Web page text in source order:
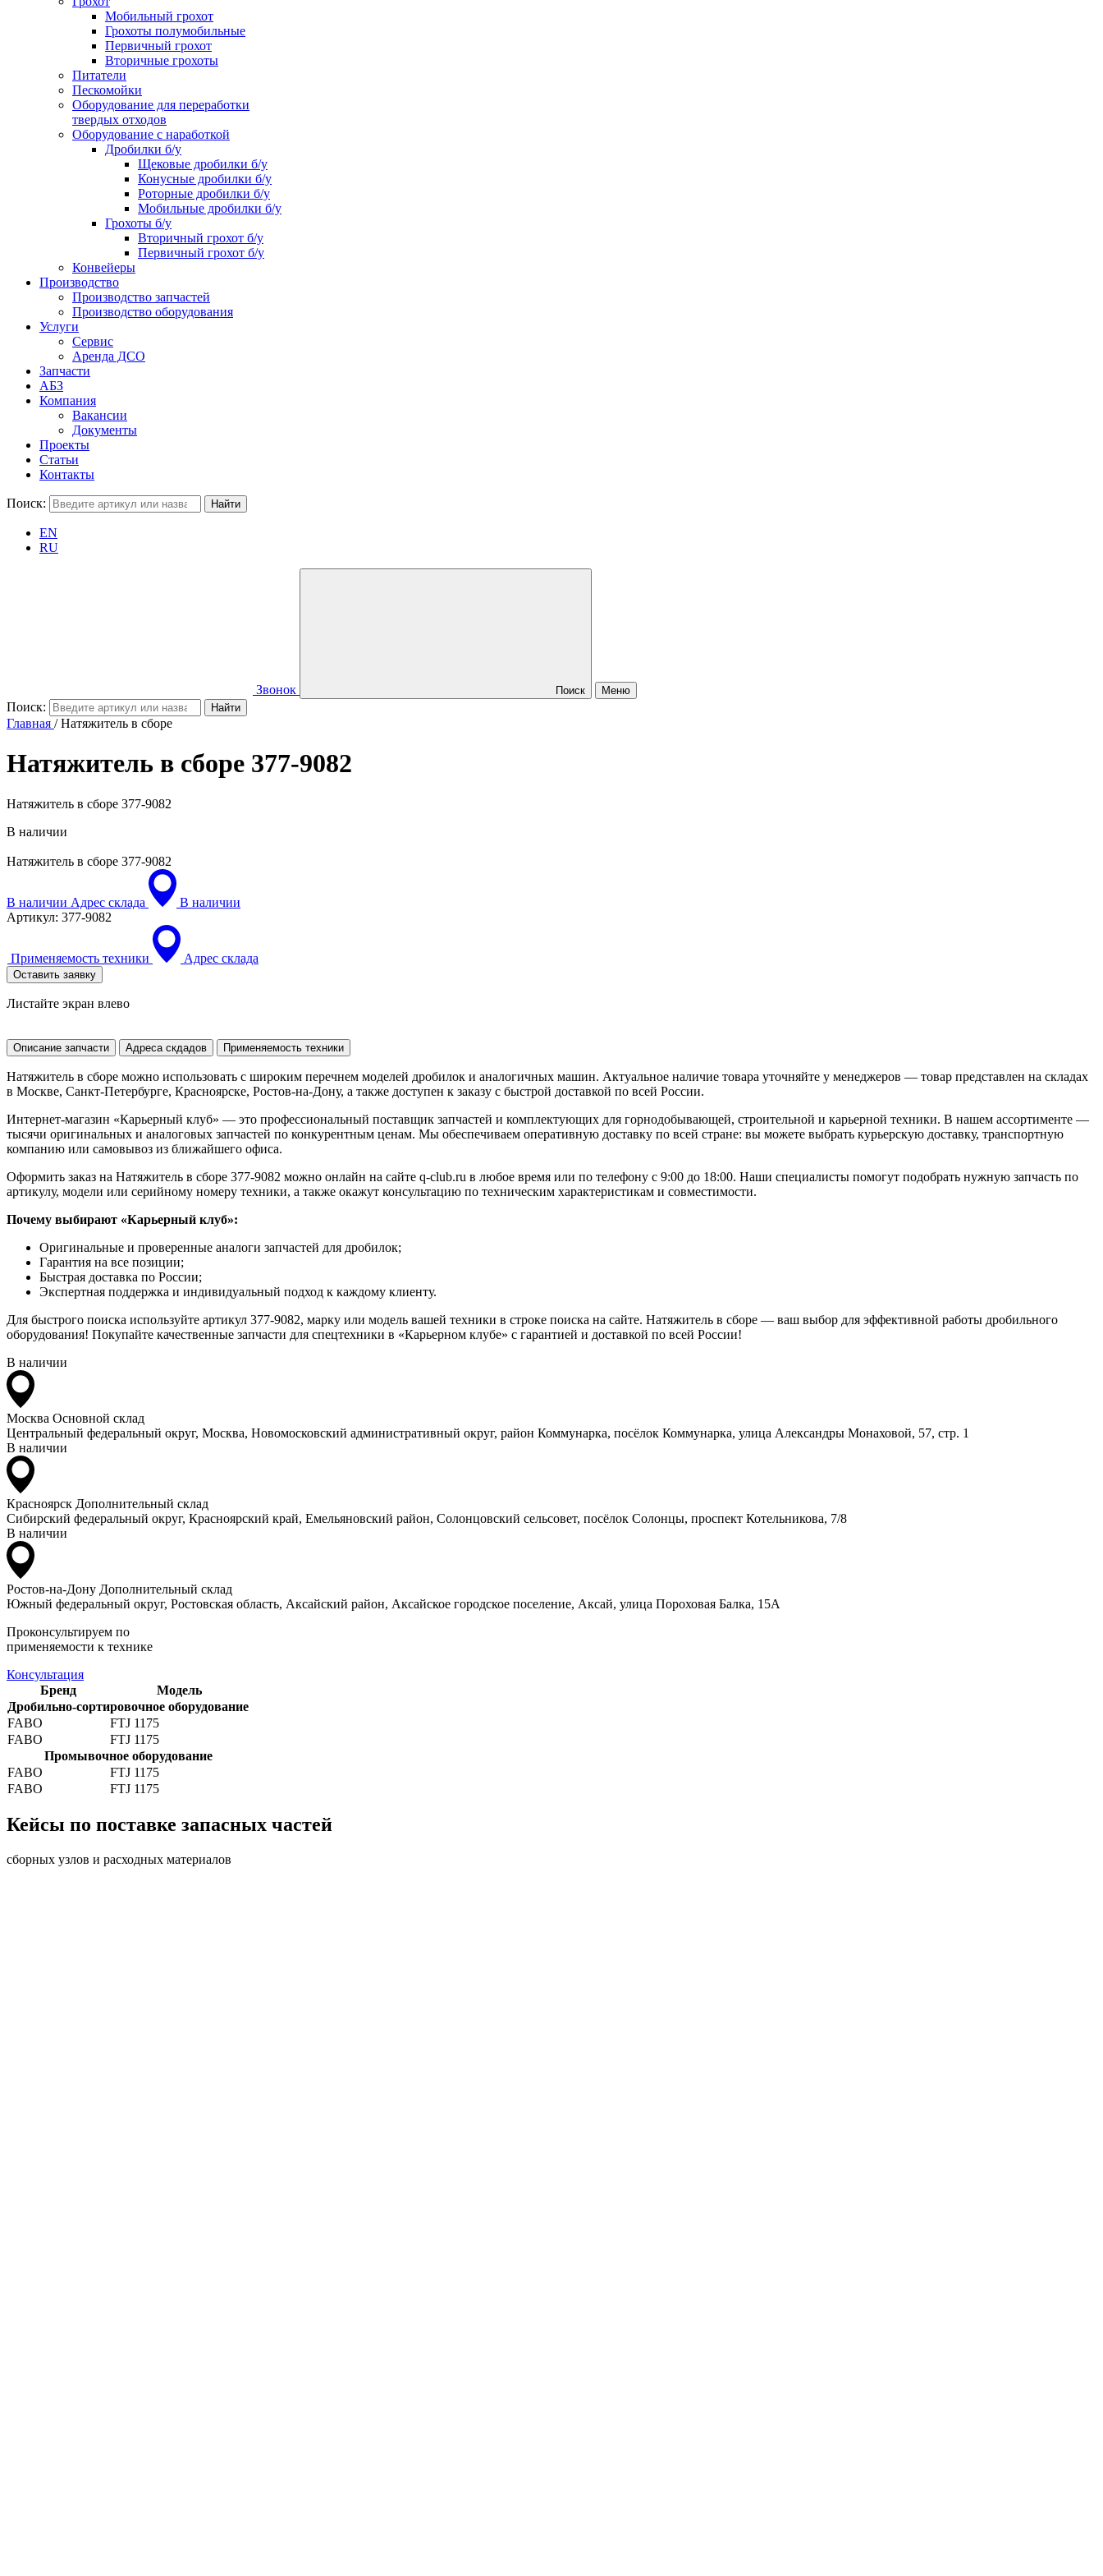
Мобильный грохот
Грохоты полумобильные
Первичный грохот
Вторичные грохоты
Питатели
Пескомойки
Оборудование для переработки
твердых отходов
Оборудование с наработкой
Дробилки б/у
Щековые дробилки б/у
Конусные дробилки б/у
Роторные дробилки б/у
Мобильные дробилки б/у
Грохоты б/у
Вторичный грохот б/у
Первичный грохот б/у
Конвейеры
Производство
Производство запчастей
Производство оборудования
Услуги
Сервис
Аренда ДСО
Запчасти
АБЗ
Компания
Вакансии
Документы
Проекты
Статьи
Контакты
Поиск:
EN
RU
Звонок Поиск Меню
Поиск:
Главная /Натяжитель в сборе
Натяжитель в сборе 377-9082
Натяжитель в сборе 377-9082
В наличии
Натяжитель в сборе 377-9082
В наличии Адрес склада
В наличии
Артикул: 377-9082
Применяемость техники Адрес склада
Оставить заявку
Листайте экран влево
Описание запчасти Адреса скдадов Применяемость техники
Натяжитель в сборе можно использовать с широким перечнем моделей дробилок и аналогичных машин. Актуальное наличие товара уточняйте у менеджеров — товар представлен на складах
в Москве, Санкт-Петербурге, Красноярске, Ростов-на-Дону, а также доступен к заказу с быстрой доставкой по всей России.
Интернет-магазин «Карьерный клуб» — это профессиональный поставщик запчастей и комплектующих для горнодобывающей, строительной и карьерной техники. В нашем ассортименте —
тысячи оригинальных и аналоговых запчастей по конкурентным ценам. Мы обеспечиваем оперативную доставку по всей стране: вы можете выбрать курьерскую доставку, транспортную
компанию или самовывоз из ближайшего офиса.
Оформить заказ на Натяжитель в сборе 377-9082 можно онлайн на сайте q-club.ru в любое время или по телефону с 9:00 до 18:00. Наши специалисты помогут подобрать нужную запчасть по
артикулу, модели или серийному номеру техники, а также окажут консультацию по техническим характеристикам и совместимости.
Почему выбирают «Карьерный клуб»:
Оригинальные и проверенные аналоги запчастей для дробилок;
Гарантия на все позиции;
Быстрая доставка по России;
Экспертная поддержка и индивидуальный подход к каждому клиенту.
Для быстрого поиска используйте артикул 377-9082, марку или модель вашей техники в строке поиска на сайте. Натяжитель в сборе — ваш выбор для эффективной работы дробильного
оборудования! Покупайте качественные запчасти для спецтехники в «Карьерном клубе» с гарантией и доставкой по всей России!
В наличии
Москва Основной склад
Центральный федеральный округ, Москва, Новомосковский административный округ, район Коммунарка, посёлок Коммунарка, улица Александры Монаховой, 57, стр. 1
В наличии
Красноярск Дополнительный склад
Сибирский федеральный округ, Красноярский край, Емельяновский район, Солонцовский сельсовет, посёлок Солонцы, проспект Котельникова, 7/8
В наличии
Ростов-на-Дону Дополнительный склад
Южный федеральный округ, Ростовская область, Аксайский район, Аксайское городское поселение, Аксай, улица Пороховая Балка, 15А
Проконсультируем по
применяемости к технике
Консультация
Бренд
Модель
Дробильно-сортировочное оборудование
FABO
FTJ 1175
FABO
FTJ 1175
Промывочное оборудование
FABO
FTJ 1175
FABO
FTJ 1175
Кейсы по поставке запасных частей
сборных узлов и расходных материалов